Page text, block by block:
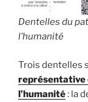
Dentelles du
l’humanité
Trois dentelles
représentative
l’humanité: la